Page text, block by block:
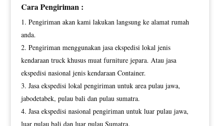
Cara Pengiriman :
Pengiriman akan kami lakukan langsung ke alamat rumah
anda.
Pengiriman menggunakan jasa ekspedisi lokal jenis
kendaraan truck khusus muat furniture jepara. Atau jasa
ekspedisi nasional jenis kendaraan Container.
Jasa ekspedisi lokal pengiriman untuk area pulau jawa,
jabodetabek, pulau bali dan pulau sumatra.
Jasa ekspedisi nasional pengiriman untuk luar pulau jawa,
luar pulau bali dan luar pulau Sumatra.